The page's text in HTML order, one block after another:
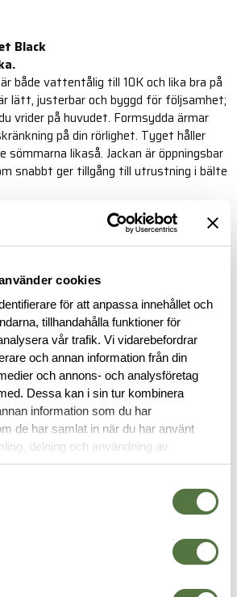
cookies
för att anpassa innehållet och
tillhandahålla funktioner för
vår trafik. Vi vidarebefordrar
och annan information från din
och annons- och analysföretag
Dessa kan i sin tur kombinera
information som du har
de har samlat in när du har använt
delning och användning av
för personalisering av
Black
både vattentålig till 10K och lika bra på
lätt, justerbar och byggd för följsamhet;
vrider på huvudet. Formsydda ärmar
på din rörlighet. Tyget håller
likaså. Jackan är öppningsbar
snabbt ger tillgång till utrustning i bälte